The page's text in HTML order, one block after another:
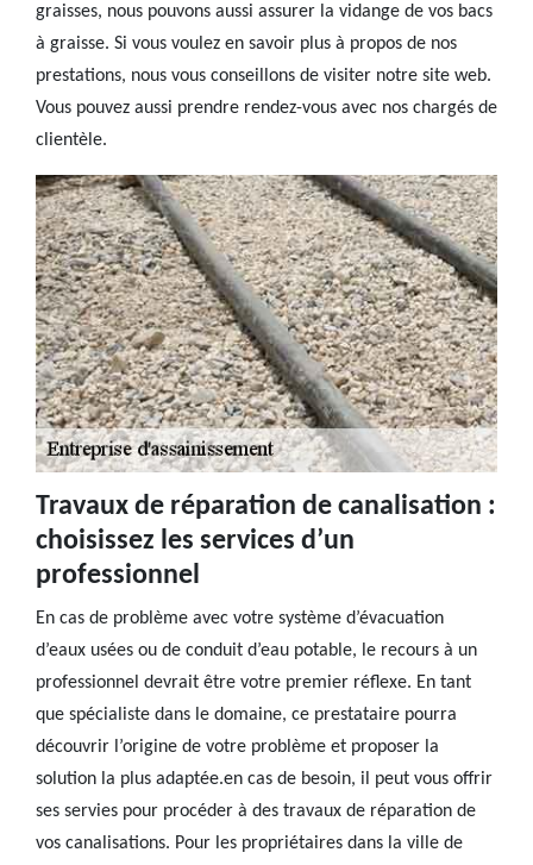
graisses, nous pouvons aussi assurer la vidange de vos bacs
à graisse. Si vous voulez en savoir plus à propos de nos
prestations, nous vous conseillons de visiter notre site web.
Vous pouvez aussi prendre rendez-vous avec nos chargés de
clientèle.
Travaux de réparation de canalisation :
choisissez les services d’un
professionnel
En cas de problème avec votre système d’évacuation
d’eaux usées ou de conduit d’eau potable, le recours à un
professionnel devrait être votre premier réflexe. En tant
que spécialiste dans le domaine, ce prestataire pourra
découvrir l’origine de votre problème et proposer la
solution la plus adaptée.en cas de besoin, il peut vous offrir
ses servies pour procéder à des travaux de réparation de
vos canalisations. Pour les propriétaires dans la ville de